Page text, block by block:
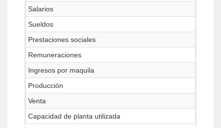
Salarios
Sueldos
Prestaciones sociales
Remuneraciones
Ingresos por maquila
Producción
Venta
Capacidad de planta utilizada